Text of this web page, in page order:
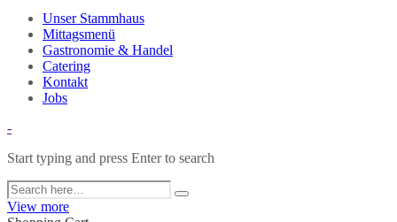
Unser Stammhaus
Mittagsmenü
Gastronomie & Handel
Catering
Kontakt
Jobs
-
Start typing and press Enter to search
View more